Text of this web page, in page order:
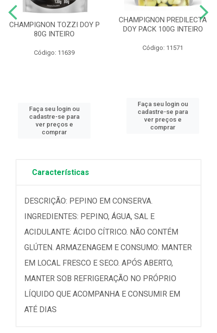
CHAMPIGNON TOZZI DOY P
80G INTEIRO
Código: 11639
Faça seu login ou
cadastre-se para
ver preços e
comprar
CHAMPIGNON PREDILECTA
DOY PACK 100G INTEIRO
Código: 11571
Faça seu login ou
cadastre-se para
ver preços e
comprar
Características
DESCRIÇÃO: PEPINO EM CONSERVA.
INGREDIENTES: PEPINO, ÁGUA, SAL E
ACIDULANTE: ÁCIDO CÍTRICO. NÃO CONTÉM
GLÚTEN. ARMAZENAGEM E CONSUMO: MANTER
EM LOCAL FRESCO E SECO. APÓS ABERTO,
MANTER SOB REFRIGERAÇÃO NO PRÓPRIO
LÍQUIDO QUE ACOMPANHA E CONSUMIR EM
ATÉ DIAS